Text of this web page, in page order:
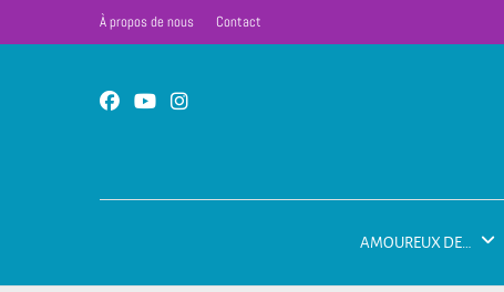
À propos de nous Contact
AMOUREUX DE…